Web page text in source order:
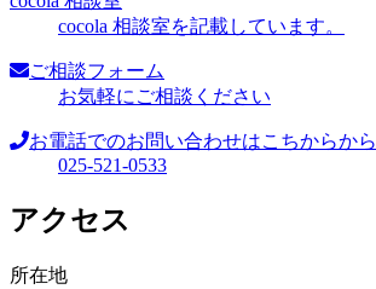
cocola 相談室を記載しています。
ご相談フォーム
お気軽にご相談ください
お電話でのお問い合わせはこちからから
025-521-0533
アクセス
所在地